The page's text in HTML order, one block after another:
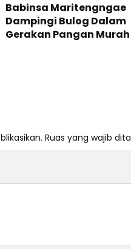
Babinsa Maritengngae
Dampingi Bulog Dalam
Gerakan Pangan Murah
Ruas yang wajib